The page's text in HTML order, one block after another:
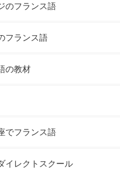
のフランス語
フランス語
の教材
でフランス語
イレクトスクール